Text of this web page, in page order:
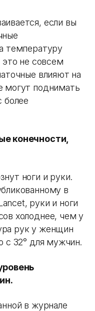
если вы
температуру
это не совсем
влияют на
могут поднимать
более
конечности,
ноги и руки.
в
руки и ноги
холоднее, чем у
рук у женщин
с 32° для мужчин.
в журнале